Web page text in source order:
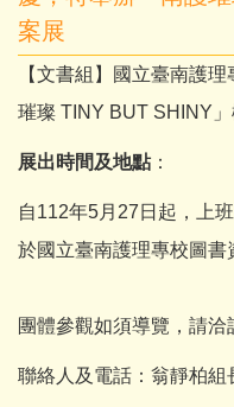
案展
【文書組】國立臺南護
璀璨 TINY BUT SHINY
展出時間及地點 ：
自112年5月27日起，上
於國立臺南護理專校圖書
團體參觀如須導覽，請洽
聯絡人及電話：翁靜柏組